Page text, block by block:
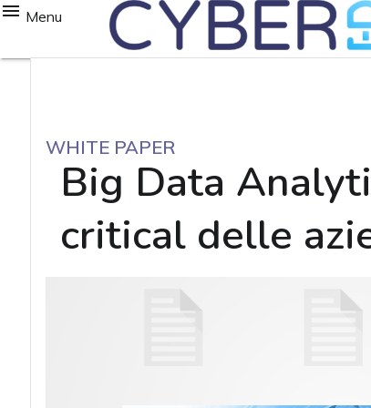
Menu
WHITE PAPER
Big Data
critical delle